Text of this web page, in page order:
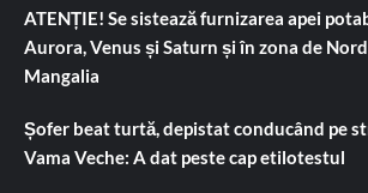
ATENȚIE! Se sistează furnizarea apei
Aurora, Venus și Saturn și în zona de
Mangalia
Șofer beat turtă, depistat conducând pe
Vama Veche: A dat peste cap etilotestul